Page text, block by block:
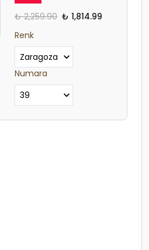
₺ 2,259.90 ₺ 1,814.99
Renk
Numara